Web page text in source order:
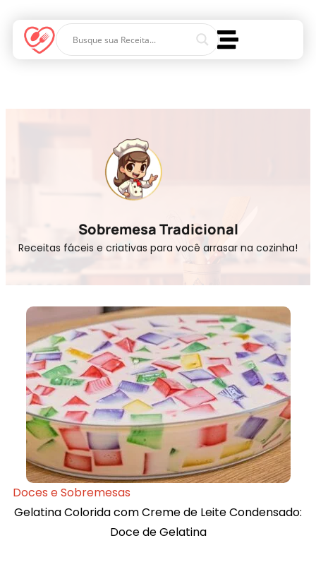
Sobremesa Tradicional
Receitas fáceis e criativas para você arrasar na cozinha!
Doces e Sobremesas
Gelatina Colorida com Creme de Leite Condensado:
Doce de Gelatina